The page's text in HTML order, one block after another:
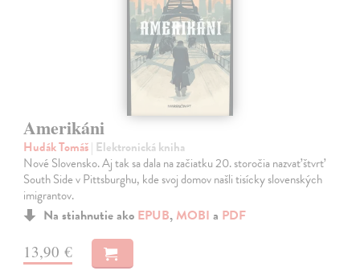
Amerikáni
Hudák Tomáš| Elektronická kniha
Nové Slovensko. Aj tak sa dala na začiatku 20. storočia nazvať štvrť
South Side v Pittsburghu, kde svoj domov našli tisícky slovenských
imigrantov.
Na stiahnutie ako EPUB, MOBI a PDF
13,90 €